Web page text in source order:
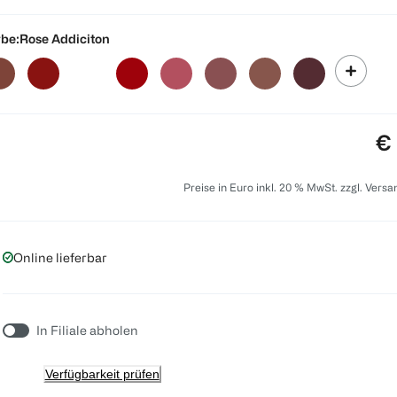
Rose Addiciton
€
Preise in Euro inkl. 20 % MwSt. zzgl.
Online lieferbar
In Filiale abholen
Verfügbarkeit prüfen